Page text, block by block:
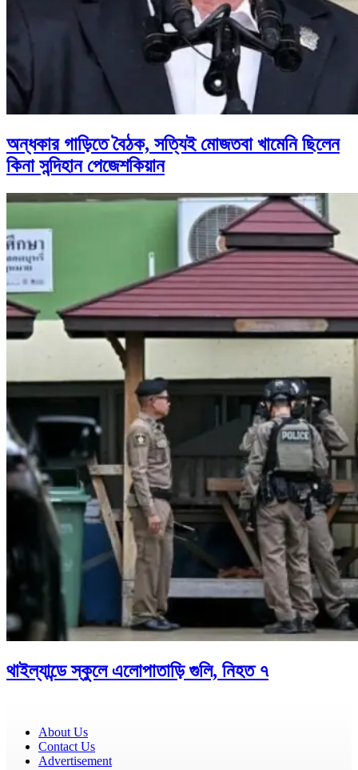
অন্ধকার গাড়িতে বৈঠক, সত্যিই মোজতবা খামেনি ছিলেন
কিনা সন্দিহান পেজেশকিয়ান
থাইল্যান্ডে স্কুলে এলোপাতাড়ি গুলি, নিহত ৭
About Us
Contact Us
Advertisement